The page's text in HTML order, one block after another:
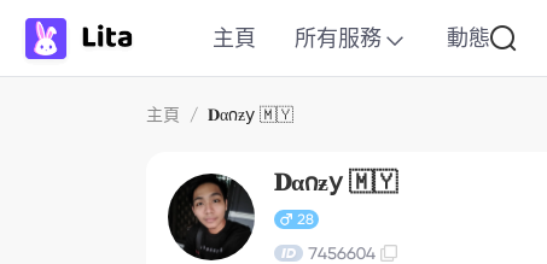
主頁 所有服務 動態
主頁 / 𝐃α𐓣ƶ𝗒 🇲🇾
𝐃α𐓣ƶ𝗒 🇲🇾
28
7456604